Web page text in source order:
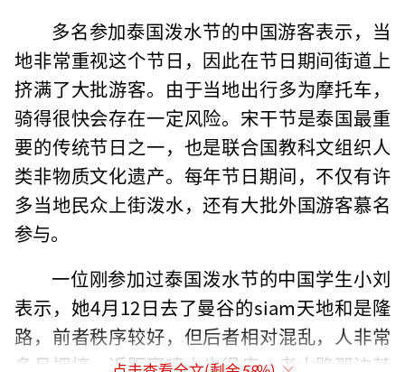
多名参加泰国泼水节的中国游客表示，当
地非常重视这个节日，因此在节日期间街道上
挤满了大批游客。由于当地出行多为摩托车，
骑得很快会存在一定风险。宋干节是泰国最重
要的传统节日之一，也是联合国教科文组织人
类非物质文化遗产。每年节日期间，不仅有许
多当地民众上街泼水，还有大批外国游客慕名
参与。
一位刚参加过泰国泼水节的中国学生小刘
表示，她4月12日去了曼谷的siam天地和是隆
路，前者秩序较好，但后者相对混乱，人非常
多且拥挤，近距离喷水也很疼。考山路那边甚